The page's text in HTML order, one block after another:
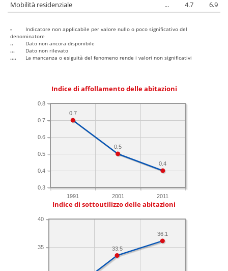
Mobilità residenziale
... 4.7 6.9
-
Indicatore non applicabile per valore nullo o poco significativo del
denominatore
..
Dato non ancora disponibile
...
Dato non rilevato
....
La mancanza o esiguità del fenomeno rende i valori non significativi
Indice di affollamento delle abitazioni
1991 2001 2011
0.3
0.4
0.5
0.6
0.7
0.8
0.4
0.5
0.7
Indice di sottoutilizzo delle abitazioni
35
40
36.1
33.5